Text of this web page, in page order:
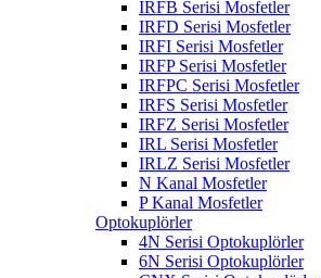
IRFB Serisi Mosfetler
IRFD Serisi Mosfetler
IRFI Serisi Mosfetler
IRFP Serisi Mosfetler
IRFPC Serisi Mosfetler
IRFS Serisi Mosfetler
IRFZ Serisi Mosfetler
IRL Serisi Mosfetler
IRLZ Serisi Mosfetler
N Kanal Mosfetler
P Kanal Mosfetler
Optokuplörler
4N Serisi Optokuplörler
6N Serisi Optokuplörler